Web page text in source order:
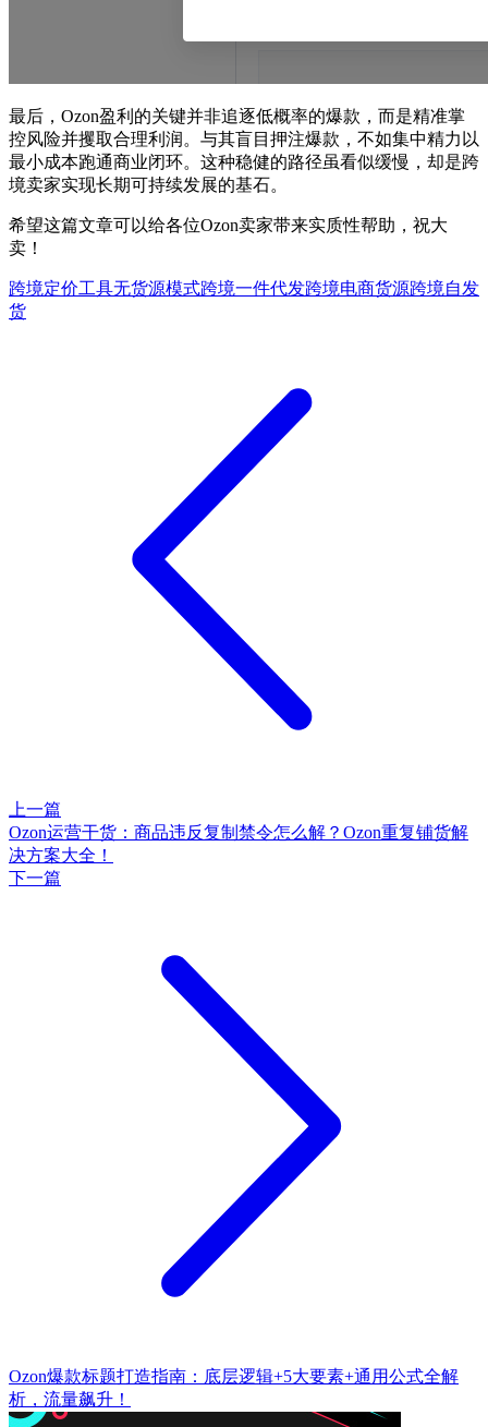
最后，Ozon盈利的关键并非追逐低概率的爆款，而是精准掌
控风险并攫取合理利润。与其盲目押注爆款，不如集中精力以
最小成本跑通商业闭环。这种稳健的路径虽看似缓慢，却是跨
境卖家实现长期可持续发展的基石。
希望这篇文章可以给各位Ozon卖家带来实质性帮助，祝大
卖！
跨境定价工具无货源模式跨境一件代发跨境电商货源跨境自发
货
上一篇
Ozon运营干货：商品违反复制禁令怎么解？Ozon重复铺货解
决方案大全！
下一篇
Ozon爆款标题打造指南：底层逻辑+5大要素+通用公式全解
析，流量飙升！